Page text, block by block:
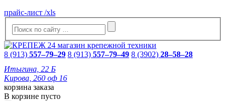
прайс-лист /xls
8 (913) 557–79–29 8 (913) 557–79–49 8 (3902) 28–58–28
Итыгина, 22 Б
Кирова, 260 оф 16
корзина заказа
В корзине пусто